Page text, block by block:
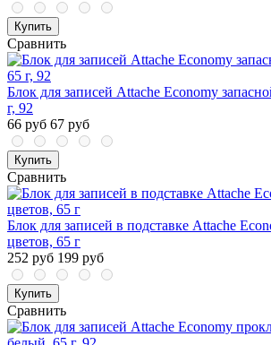
Купить
Сравнить
Блок для записей Attache Economy
г, 92
66 руб 67 руб
Купить
Сравнить
Блок для записей в подставке Attache
цветов, 65 г
252 руб 199 руб
Купить
Сравнить